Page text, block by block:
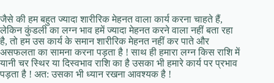
जैसे की हम बहुत ज्यादा शारीरिक मेहनत वाला कार्य करना चाहते हैं,
लेकिन कुंडली का लग्न भाव हमें ज्यादा मेहनत करने वाला नहीं बता रहा
है, तो हम उस कार्य के समान शारीरिक मेहनत नहीं कर पाते और
असफलता का सामना करना पड़ता है ! साथ ही हमारा लग्न किस राशि में
यानी चर स्‍थिर या दिस्वभाव राशि का है उसका भी हमारे कार्य पर प्रभाव
पड़ता है ! अत: उसका भी ध्यान रखना आवश्यक है !